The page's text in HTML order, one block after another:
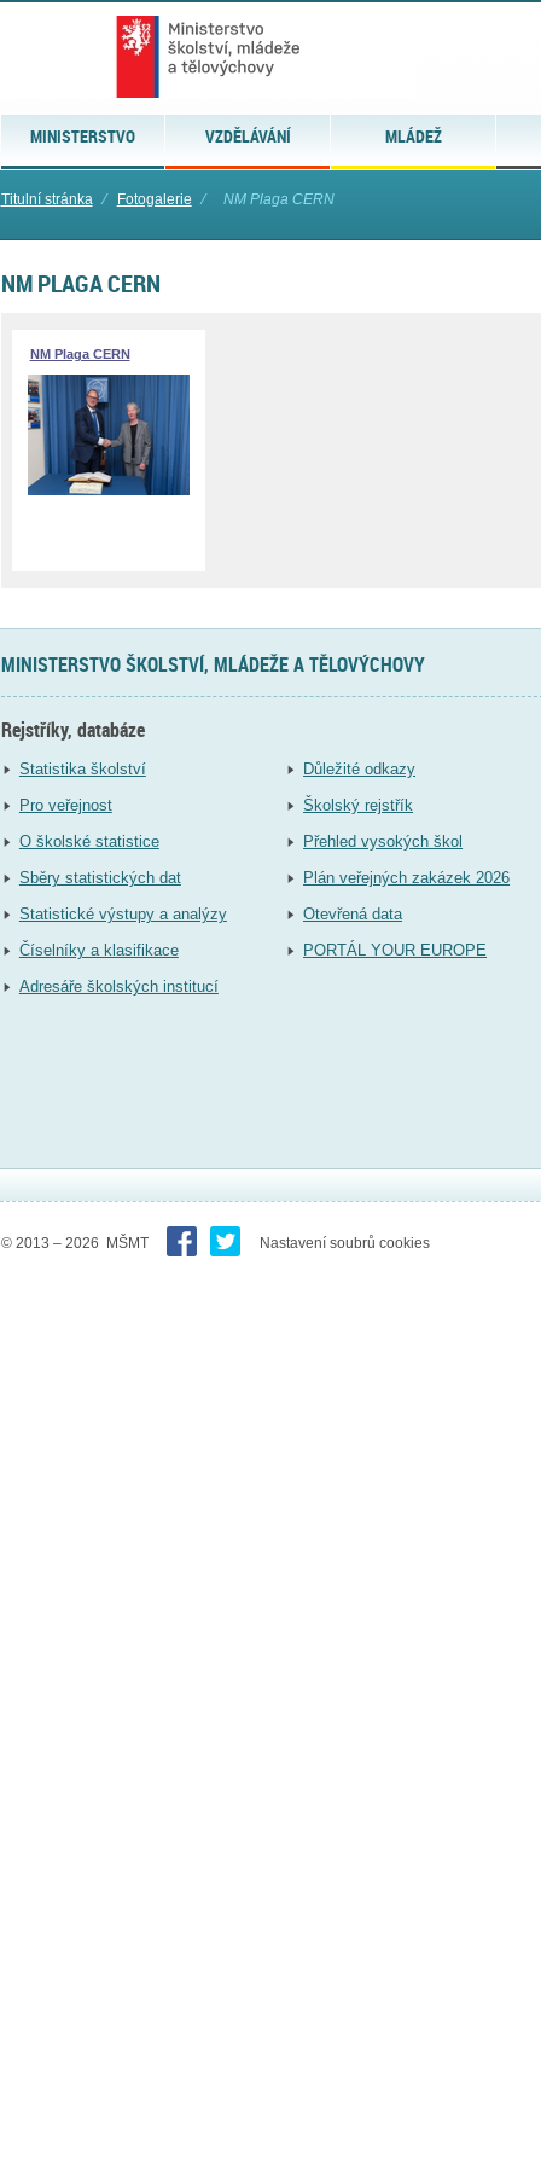
MINISTERSTVO VZDĚLÁVÁNÍ MLÁDEŽ
Titulní stránka ⁄ Fotogalerie ⁄ NM Plaga CERN
NM PLAGA CERN
NM Plaga CERN
MINISTERSTVO ŠKOLSTVÍ, MLÁDEŽE A TĚLOVÝCHOVY
Rejstříky, databáze
Statistika školství
Pro veřejnost
O školské statistice
Sběry statistických dat
Statistické výstupy a analýzy
Číselníky a klasifikace
Adresáře školských institucí
Důležité odkazy
Školský rejstřík
Přehled vysokých škol
Plán veřejných zakázek 2026
Otevřená data
PORTÁL YOUR EUROPE
© 2013 – 2026 MŠMT Nastavení soubrů cookies